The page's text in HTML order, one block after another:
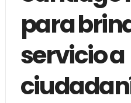
para
servicio a